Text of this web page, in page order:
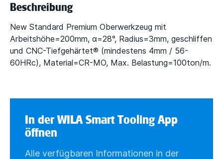
Beschreibung
New Standard Premium Oberwerkzeug mit
Arbeitshöhe=200mm, α=28°, Radius=3mm, geschliffen
und CNC-Tiefgehärtet® (mindestens 4mm / 56-
60HRc), Material=CR-MO, Max. Belastung=100ton/m.
In der WILA Smart Tooling App
öffnen
Alle verfügbaren Informationen in der